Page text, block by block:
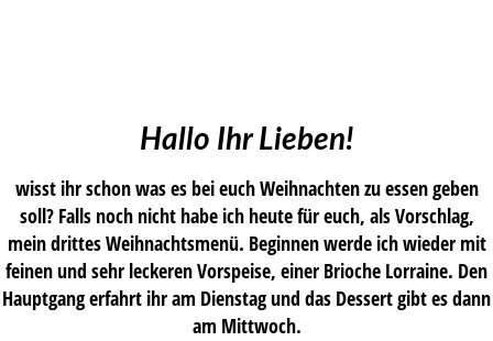
Hallo Ihr Lieben!
wisst ihr schon was es bei euch Weihnachten zu essen geben
soll? Falls noch nicht habe ich heute für euch, als Vorschlag,
mein drittes Weihnachtsmenü. Beginnen werde ich wieder mit
feinen und sehr leckeren Vorspeise, einer Brioche Lorraine. Den
Hauptgang erfahrt ihr am Dienstag und das Dessert gibt es dann
am Mittwoch.